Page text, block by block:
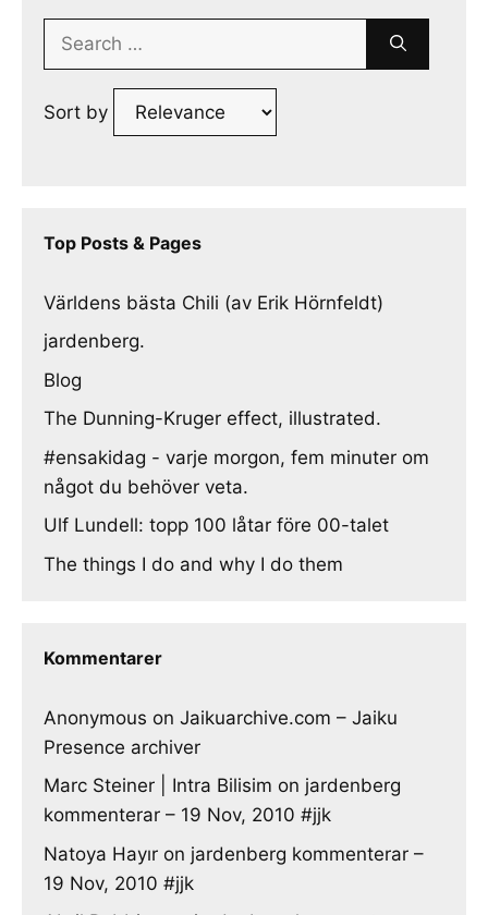
Search
Sort by
Top Posts & Pages
Världens bästa Chili (av Erik Hörnfeldt)
jardenberg.
Blog
The Dunning-Kruger effect, illustrated.
#ensakidag - varje morgon, fem minuter om
något du behöver veta.
Ulf Lundell: topp 100 låtar före 00-talet
The things I do and why I do them
Kommentarer
Anonymous on Jaikuarchive.com – Jaiku
Presence archiver
Marc Steiner | Intra Bilisim on jardenberg
kommenterar – 19 Nov, 2010 #jjk
Natoya Hayır on jardenberg kommenterar –
19 Nov, 2010 #jjk